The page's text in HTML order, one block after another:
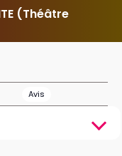
(Théâtre
Avis